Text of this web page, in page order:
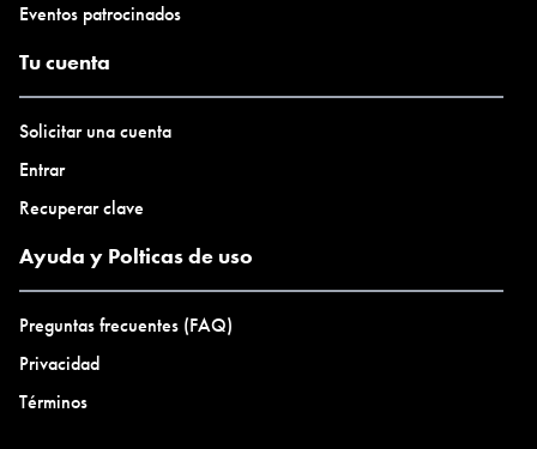
Eventos patrocinados
Tu cuenta
Solicitar una cuenta
Entrar
Recuperar clave
Ayuda y Polticas de uso
Preguntas frecuentes (FAQ)
Privacidad
Términos